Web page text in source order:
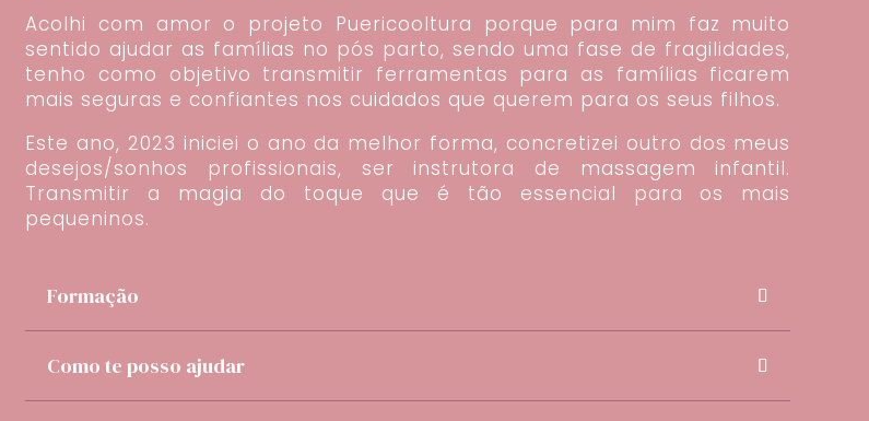
Acolhi com amor o projeto Puericooltura porque para mim faz muito
sentido ajudar as famílias no pós parto, sendo uma fase de fragilidades,
tenho como objetivo transmitir ferramentas para as famílias ficarem
mais seguras e confiantes nos cuidados que querem para os seus filhos.
Este ano, 2023 iniciei o ano da melhor forma, concretizei outro dos meus
desejos/sonhos profissionais, ser instrutora de massagem infantil.
Transmitir a magia do toque que é tão essencial para os mais
pequeninos.
Formação
Como te posso ajudar